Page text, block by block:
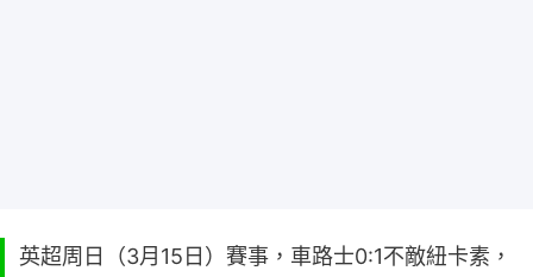
英超周日（3月15日）賽事，車路士0:1不敵紐卡素，